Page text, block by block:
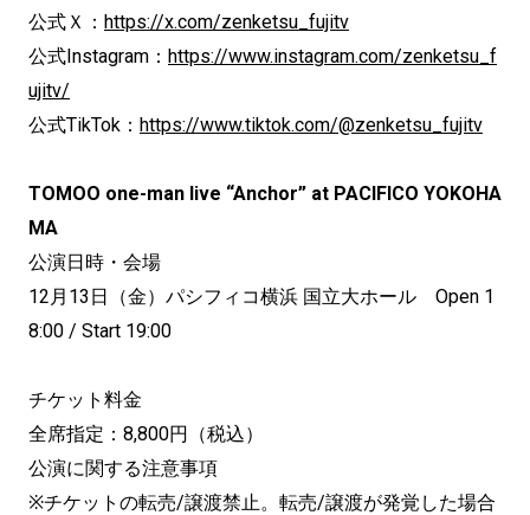
公式Ｘ： https://x.com/zenketsu_fujitv
公式Instagram： https://www.instagram.com/zenketsu_f
ujitv/
公式TikTok： https://www.tiktok.com/@zenketsu_fujitv
TOMOO one-man live “Anchor” at PACIFICO YOKOHA
MA
公演日時・会場
12月13日（金）パシフィコ横浜 国立大ホール Open 1
8:00 / Start 19:00
チケット料金
全席指定：8,800円（税込）
公演に関する注意事項
※チケットの転売/譲渡禁止。転売/譲渡が発覚した場合